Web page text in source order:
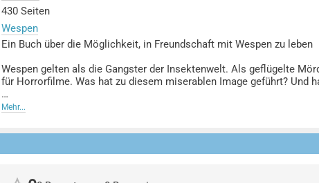
430 Seiten
Wespen
Ein Buch über die Möglichkeit, in Freundschaft mit Wespen zu leben
Wespen gelten als die Gangster der Insektenwelt. Als geflügelte
für Horrorfilme. Was hat zu diesem miserablen Image geführt? Und
Die britische Entomologin und Verhaltensökologin Dr. Seirian
ist endlos. Wespen errichten Zitadellen, die unsere eigenen
Mehr...